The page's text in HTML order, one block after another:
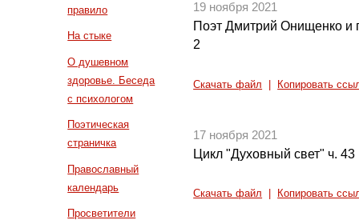
правило
На стыке
О душевном
здоровье. Беседа
с психологом
Поэтическая
страничка
Православный
календарь
Просветители
19 ноября 2021
Поэт Дмитрий Онищенко и
2
Скачать файл Копировать
17 ноября 2021
Цикл "Духовный свет" ч. 43
Скачать файл Копировать